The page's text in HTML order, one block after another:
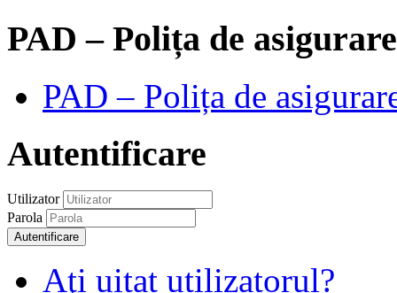
PAD – Polița de asigurare
PAD – Polița de
Autentificare
Utilizator
Parola
Autentificare
Aţi uitat utilizatorul?